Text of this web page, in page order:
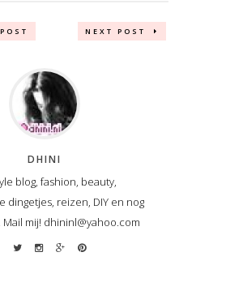
NEXT POST
DHINI
blog, fashion, beauty,
dingetjes, reizen, DIY en nog
mij! dhininl@yahoo.com